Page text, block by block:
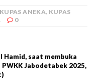
KUPAS ANEKA, KUPAS
0
Hamid, saat membuka
Jabodetabek 2025,